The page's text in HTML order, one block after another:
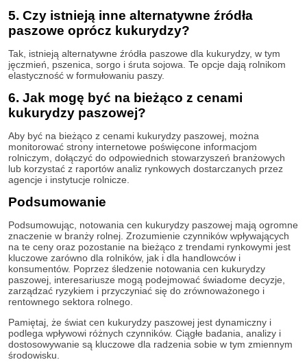
5. Czy istnieją inne alternatywne źródła
paszowe oprócz kukurydzy?
Tak, istnieją alternatywne źródła paszowe dla kukurydzy, w tym
jęczmień, pszenica, sorgo i śruta sojowa. Te opcje dają rolnikom
elastyczność w formułowaniu paszy.
6. Jak mogę być na bieżąco z cenami
kukurydzy paszowej?
Aby być na bieżąco z cenami kukurydzy paszowej, można
monitorować strony internetowe poświęcone informacjom
rolniczym, dołączyć do odpowiednich stowarzyszeń branżowych
lub korzystać z raportów analiz rynkowych dostarczanych przez
agencje i instytucje rolnicze.
Podsumowanie
Podsumowując, notowania cen kukurydzy paszowej mają ogromne
znaczenie w branży rolnej. Zrozumienie czynników wpływających
na te ceny oraz pozostanie na bieżąco z trendami rynkowymi jest
kluczowe zarówno dla rolników, jak i dla handlowców i
konsumentów. Poprzez śledzenie notowania cen kukurydzy
paszowej, interesariusze mogą podejmować świadome decyzje,
zarządzać ryzykiem i przyczyniać się do zrównoważonego i
rentownego sektora rolnego.
Pamiętaj, że świat cen kukurydzy paszowej jest dynamiczny i
podlega wpływowi różnych czynników. Ciągłe badania, analizy i
dostosowywanie są kluczowe dla radzenia sobie w tym zmiennym
środowisku.